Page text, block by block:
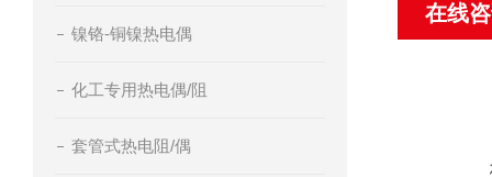
镍铬-铜镍热电偶
化工专用热电偶/阻
套管式热电阻/偶
在线